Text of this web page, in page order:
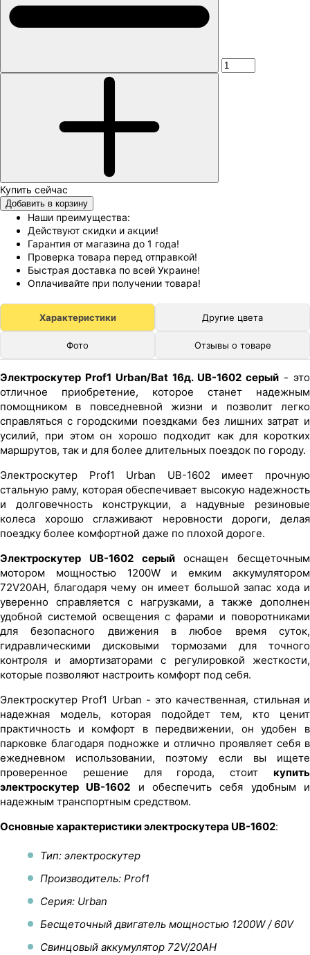
Добавить в корзину
Наши преимущества:
Действуют скидки и акции!
Гарантия от магазина до 1 года!
Проверка товара перед отправкой!
Быстрая доставка по всей Украине!
Оплачивайте при получении товара!
Характеристики Другие цвета
Фото Отзывы о товаре
Электроскутер Prof1 Urban/Bat 16д. UB-1602 серый - это
отличное приобретение, которое станет надежным
помощником в повседневной жизни и позволит легко
справляться с городскими поездками без лишних затрат и
усилий, при этом он хорошо подходит как для коротких
маршрутов, так и для более длительных поездок по городу.
Электроскутер Prof1 Urban UB-1602 имеет прочную
стальную раму, которая обеспечивает высокую надежность
и долговечность конструкции, а надувные резиновые
колеса хорошо сглаживают неровности дороги, делая
поездку более комфортной даже по плохой дороге.
Электроскутер UB-1602 серыйоснащен бесщеточным
мотором мощностью 1200W и емким аккумулятором
72V20AH, благодаря чему он имеет большой запас хода и
уверенно справляется с нагрузками, а также дополнен
удобной системой освещения с фарами и поворотниками
для безопасного движения в любое время суток,
гидравлическими дисковыми тормозами для точного
контроля и амортизаторами с регулировкой жесткости,
которые позволяют настроить комфорт под себя.
Электроскутер Prof1 Urban - это качественная, стильная и
надежная модель, которая подойдет тем, кто ценит
практичность и комфорт в передвижении, он удобен в
парковке благодаря подножке и отлично проявляет себя в
ежедневном использовании, поэтому если вы ищете
проверенное решение для города, стоит купить
электроскутер UB-1602 и обеспечить себя удобным и
надежным транспортным средством.
Основные характеристики электроскутера UB-1602:
Тип: электроскутер
Производитель: Prof1
Серия: Urban
Бесщеточный двигатель мощностью 1200W / 60V
Свинцовый аккумулятор 72V/20AH